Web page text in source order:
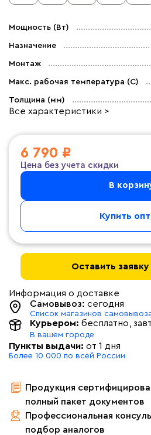
Мощность (Вт)
Назначение
Монтаж
Макс. рабочая температура (C)
Толщина (мм)
Все характеристики >
6 790 ₽
Цена без учета скидки
В
Купить
Оставить
Информация о доставке
Самовывоз: сегодня
Список магазинов
Курьером: бесплатно ,
В вашем городе
Пункты выдачи: от 1 дня
Более 10 000 по всей России
Продукция
полный пакет документов
Профессиональная
подбор аналогов